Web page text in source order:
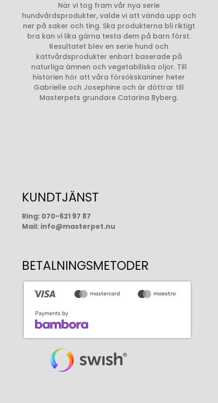
När vi tog fram vår nya serie
hundvårdsprodukter, valde vi att vända upp och
ner på saker och ting. Ska produkterna bli riktigt
bra kan vi lika gärna testa dem på barn först.
Resultatet blev en serie hund och
kattvårdsprodukter enbart baserade på
naturliga ämnen och vegetabiliska oljor. Till
historien hör att våra försökskaniner heter
Gabrielle och Josephine och är döttrar till
Masterpets grundare Catarina Byberg.
KUNDTJÄNST
Ring: 070-621 97 87
Mail: info@masterpet.nu
BETALNINGSMETODER